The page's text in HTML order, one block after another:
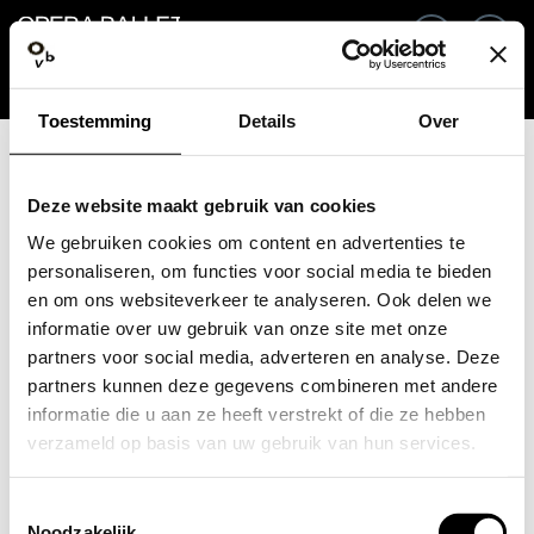
Toestemming Details Over
Deze website maakt gebruik van cookies
We gebruiken cookies om content en advertenties te
personaliseren, om functies voor social media te bieden
en om ons websiteverkeer te analyseren. Ook delen we
informatie over uw gebruik van onze site met onze
partners voor social media, adverteren en analyse. Deze
partners kunnen deze gegevens combineren met andere
informatie die u aan ze heeft verstrekt of die ze hebben
verzameld op basis van uw gebruik van hun services.
Wachtwoord Wachtwoord vergeten?
Account maken